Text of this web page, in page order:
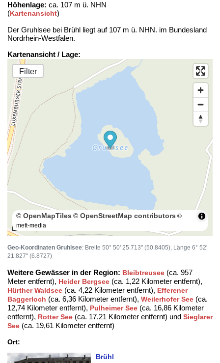
Höhenlage: ca. 107 m ü. NHN
(Kartenansicht)
Der Gruhlsee bei Brühl liegt auf 107 m ü. NHN. im Bundesland
Nordrhein-Westfalen.
Kartenansicht / Lage:
Filter
100 m
© OpenMapTiles © OpenStreetMap contributors ©
mett-media
Geo-Koordinaten Gruhlsee: Breite 50° 50' 25.713" (50.8405), Länge 6° 52'
21.827" (6.8727)
Weitere Gewässer in der Region: Bleibtreusee (ca. 957
Meter entfernt), Heider Bergsee (ca. 1,22 Kilometer entfernt),
Hürther Waldsee (ca. 4,22 Kilometer entfernt), Efferener
Baggerloch (ca. 6,36 Kilometer entfernt), Weilerhofer See (ca.
12,74 Kilometer entfernt), Pulheimer See (ca. 16,86 Kilometer
entfernt), Rotter See (ca. 17,21 Kilometer entfernt) und Sieglarer
See (ca. 19,61 Kilometer entfernt)
Ort:
Brühl